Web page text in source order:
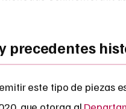
precedentes
este tipo de piezas